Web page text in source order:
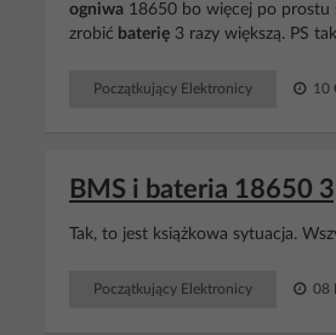
ogniwa 18650 bo więcej po prostu
zrobić baterię 3 razy większą. PS
Początkujący Elektronicy 10
BMS i bateria 18650
Tak, to jest książkowa sytuacja.
Początkujący Elektronicy 08